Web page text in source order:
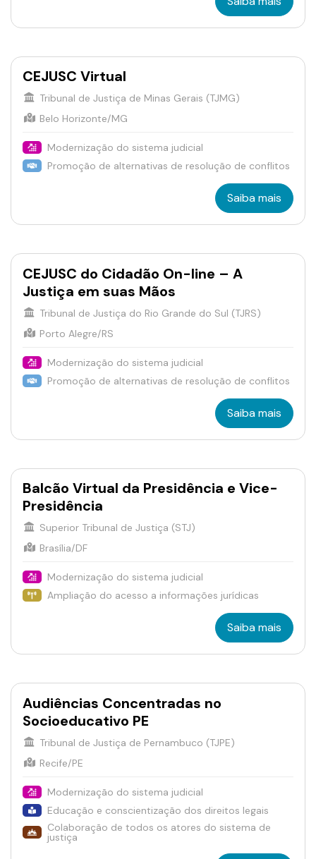
CEJUSC Virtual
Tribunal de Justiça de Minas Gerais (TJMG)
Belo Horizonte/MG
Modernização do sistema judicial
Promoção de alternativas de resolução de conflitos
Saiba mais
CEJUSC do Cidadão On-line – A
Justiça em suas Mãos
Tribunal de Justiça do Rio Grande do Sul (TJRS)
Porto Alegre/RS
Modernização do sistema judicial
Promoção de alternativas de resolução de conflitos
Saiba mais
Balcão Virtual da Presidência e Vice-
Presidência
Superior Tribunal de Justiça (STJ)
Brasília/DF
Modernização do sistema judicial
Ampliação do acesso a informações jurídicas
Saiba mais
Audiências Concentradas no
Socioeducativo PE
Tribunal de Justiça de Pernambuco (TJPE)
Recife/PE
Modernização do sistema judicial
Educação e conscientização dos direitos legais
Colaboração de todos os atores do sistema de
justiça